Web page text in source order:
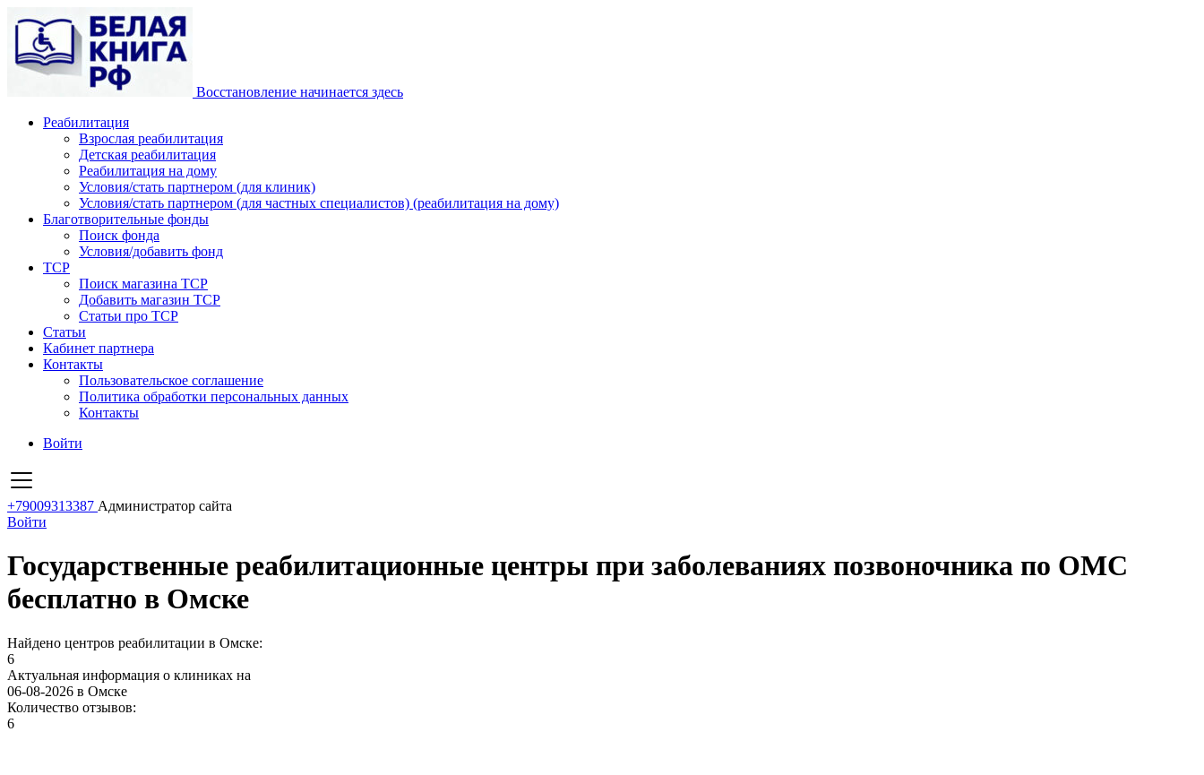
Восстановление начинается здесь
Реабилитация
Взрослая реабилитация
Детская реабилитация
Реабилитация на дому
Условия/стать партнером (для клиник)
Условия/стать партнером (для частных специалистов) (реабилитация на дому)
Благотворительные фонды
Поиск фонда
Условия/добавить фонд
ТСР
Поиск магазина ТСР
Добавить магазин ТСР
Статьи про ТСР
Статьи
Кабинет партнера
Контакты
Пользовательское соглашение
Политика обработки персональных данных
Контакты
Войти
+79009313387 Администратор сайта
Войти
Государственные реабилитационные центры при заболеваниях позвоночника по ОМС
бесплатно в Омске
Найдено центров реабилитации в Омске:
6
Актуальная информация о клиниках на
06-08-2026 в Омске
Количество отзывов:
6